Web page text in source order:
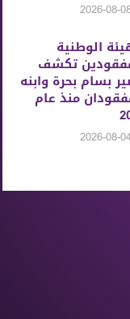
الوطنية
تكشف
بسام بحرة وابنه
منذ عام